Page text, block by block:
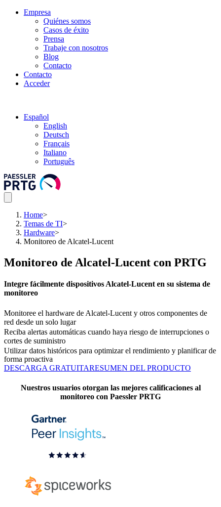
Empresa
Quiénes somos
Casos de éxito
Prensa
Trabaje con nosotros
Blog
Contacto
Contacto
Acceder
Español
English
Deutsch
Français
Italiano
Português
Home>
Temas de TI>
Hardware>
Monitoreo de Alcatel-Lucent
Monitoreo de Alcatel-Lucent con PRTG
Integre fácilmente dispositivos Alcatel-Lucent en su sistema de
monitoreo
Monitoree el hardware de Alcatel-Lucent y otros componentes de
red desde un solo lugar
Reciba alertas automáticas cuando haya riesgo de interrupciones o
cortes de suministro
Utilizar datos históricos para optimizar el rendimiento y planificar de
forma proactiva
DESCARGA GRATUITARESUMEN DEL PRODUCTO
Nuestros usuarios otorgan las mejores calificaciones al
monitoreo con Paessler PRTG